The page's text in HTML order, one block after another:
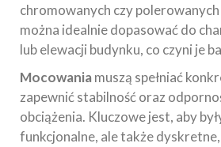
chromowanych czy
można idealnie dopasować do
lub elewacji budynku, co czyni je
Mocowaniamuszą spełniać
zapewnić stabilność oraz
obciążenia. Kluczowe jest, aby
funkcjonalne, ale także